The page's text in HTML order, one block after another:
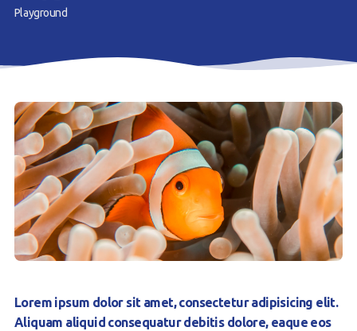
Try scuba diving
Our club
Contact us
Book a Try Dive
Playground
Lorem ipsum dolor sit amet, consectetur adipisicing elit.
Aliquam aliquid consequatur debitis dolore, eaque eos